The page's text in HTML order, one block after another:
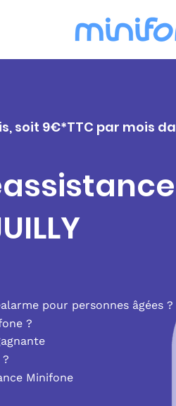
soit 9€*TTC par mois
pour personnes âgées ?
?
Minifone